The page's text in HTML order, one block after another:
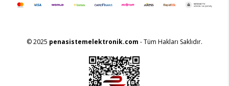
© 2025 penasistemelektronik.com - Tüm Hakları Saklıdır.